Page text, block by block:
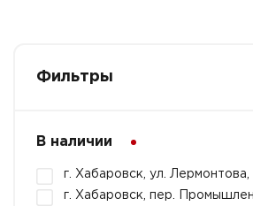
Фильтры
В наличии
г. Хабаровск, ул. Лермонтова,
г. Хабаровск, пер.